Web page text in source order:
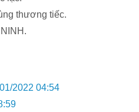
thương tiếc.
2022 04:54